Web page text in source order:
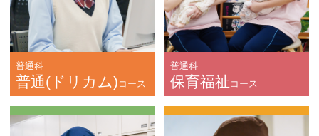
普通科
普通(ドリカム) コース
普通科
保育福祉 コース